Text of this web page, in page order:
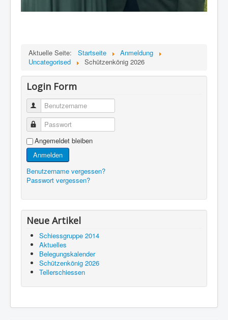
Aktuelle Seite: Startseite
Anmeldung
Uncategorised
Schützenkönig 2026
Login Form
Benutzername
Passwort
Angemeldet bleiben
Anmelden
Benutzername vergessen?
Passwort vergessen?
Neue Artikel
Schiessgruppe 2014
Aktuelles
Belegungskalender
Schützenkönig 2026
Tellerschiessen